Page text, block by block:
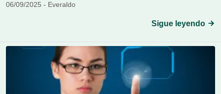
06/09/2025 - Everaldo
Sigue leyendo